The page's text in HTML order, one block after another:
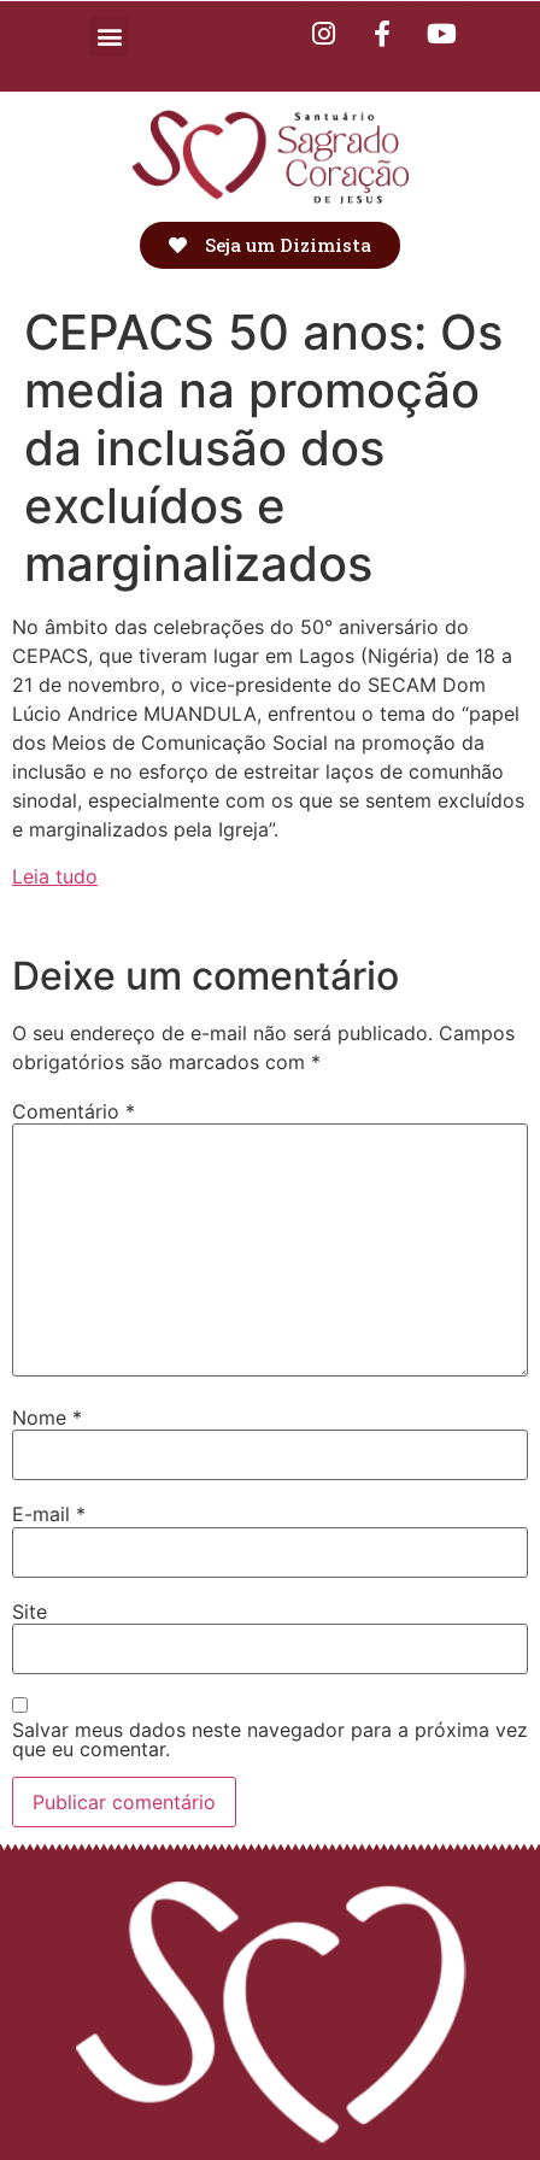
Seja um Dizimista
CEPACS 50 anos: Os
media na promoção
da inclusão dos
excluídos e
marginalizados
No âmbito das celebrações do 50° aniversário do
CEPACS, que tiveram lugar em Lagos (Nigéria) de 18 a
21 de novembro, o vice-presidente do SECAM Dom
Lúcio Andrice MUANDULA, enfrentou o tema do “papel
dos Meios de Comunicação Social na promoção da
inclusão e no esforço de estreitar laços de comunhão
sinodal, especialmente com os que se sentem excluídos
e marginalizados pela Igreja”.
Leia tudo
Deixe um comentário
O seu endereço de e-mail não será publicado. Campos
obrigatórios são marcados com *
Comentário *
Nome *
E-mail *
Site
Salvar meus dados neste navegador para a próxima vez
que eu comentar.